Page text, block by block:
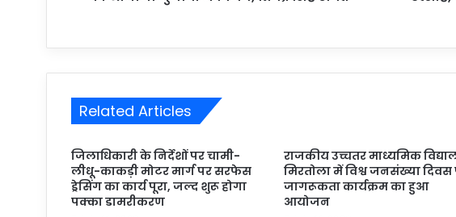
Related Articles
जिलाधिकारी के निर्देशों पर चामी-
लीधू-काकड़ी मोटर मार्ग पर सरफेस
ड्रेसिंग का कार्य पूरा, जल्द शुरू होगा
पक्का डामरीकरण
राजकीय उच्चतर माध्यमिक
मिरतोला में विश्व जनसंख्या दिवस
जागरूकता कार्यक्रम का हुआ
आयोजन